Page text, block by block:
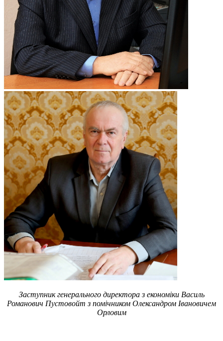
Заступник генерального директора з економіки Василь
Романович Пустовойт з помічником Олександром Івановичем
Орловим